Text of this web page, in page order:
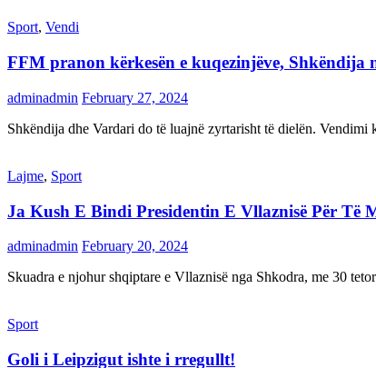
Sport, Vendi
FFM pranon kërkesën e kuqezinjëve, Shkëndija
adminadmin February 27, 2024
Shkëndija dhe Vardari do të luajnë zyrtarisht të dielën.
Lajme, Sport
Ja Kush E Bindi Presidentin E Vllaznisë Për Të
adminadmin February 20, 2024
Skuadra e njohur shqiptare e Vllaznisë nga Shkodra, me 30
Sport
Goli i Leipzigut ishte i rregullt!